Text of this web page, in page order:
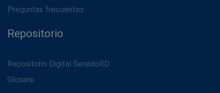
Preguntas frecuentes
Repositorio
Repositorio Digital SenadoRD
Glosario